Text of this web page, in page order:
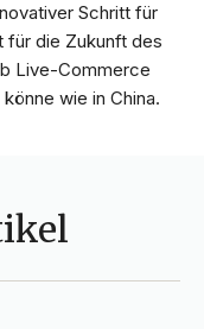
Schritt für
für die Zukunft des
Live-Commerce
wie in China.